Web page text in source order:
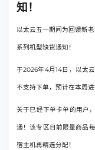
知！
以太云五一期间为回馈新
系列机型缺货通知！
于2026年4月14日，以太
不支持下单，预计在本周
关于已经下单卡单的用户
通！该专区目前限量商品
宿主机再精选分配！